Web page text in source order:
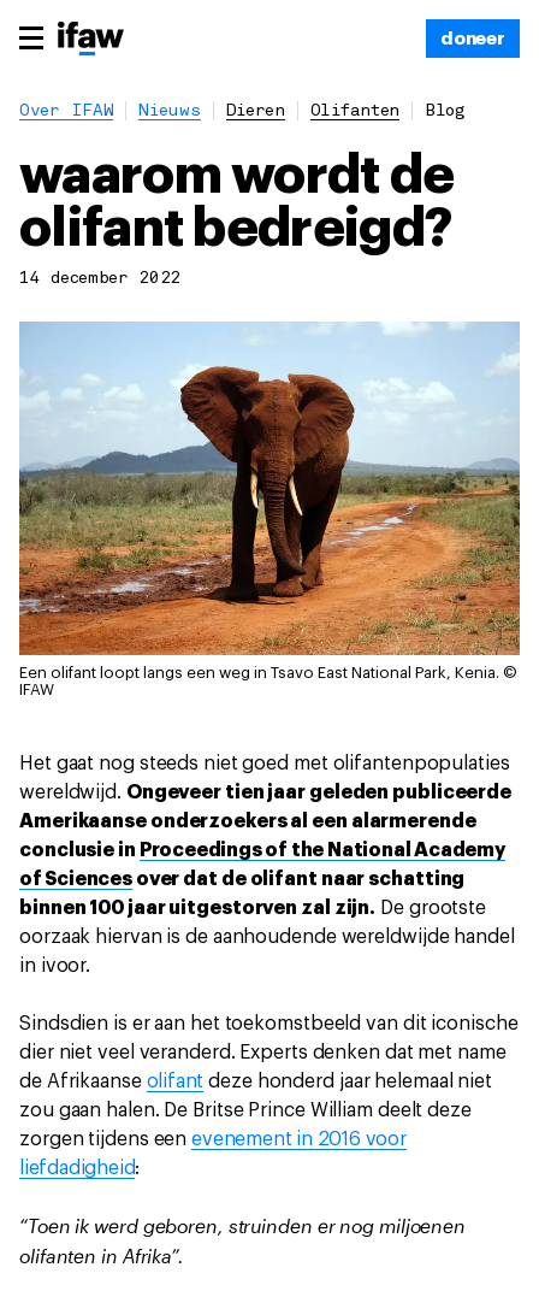
doneer
Over IFAW Nieuws Dieren Olifanten Blog
waarom wordt de
olifant bedreigd?
14 december 2022
Een olifant loopt langs een weg in Tsavo East National Park, Kenia. ©
IFAW
Het gaat nog steeds niet goed met olifantenpopulaties
wereldwijd. Ongeveer tien jaar geleden publiceerde
Amerikaanse onderzoekers al een alarmerende
conclusie in Proceedings of the National Academy
of Sciencesover dat de olifant naar schatting
binnen 100 jaar uitgestorven zal zijn. De grootste
oorzaak hiervan is de aanhoudende wereldwijde handel
in ivoor.
Sindsdien is er aan het toekomstbeeld van dit iconische
dier niet veel veranderd. Experts denken dat met name
de Afrikaanse olifant deze honderd jaar helemaal niet
zou gaan halen. De Britse Prince William deelt deze
zorgen tijdens eenevenement in 2016 voor
liefdadigheid:
“Toen ik werd geboren, struinden er nog miljoenen
olifanten in Afrika”.